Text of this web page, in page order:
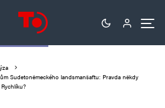
Sudetoněmeckého landsmanšaftu: Pravda někdy